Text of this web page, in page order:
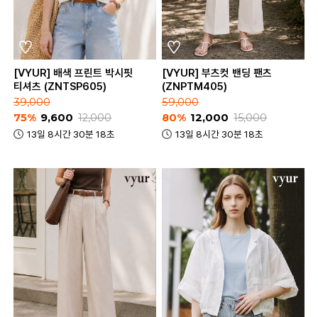
[VYUR] 배색 프린트 박시핏
티셔츠 (ZNTSP605)
39,000
75% 9,600 12,000
13일 8시간 30분 18초
[VYUR] 부츠컷 밴딩 팬츠
(ZNPTM405)
59,000
80% 12,000 15,000
13일 8시간 30분 18초